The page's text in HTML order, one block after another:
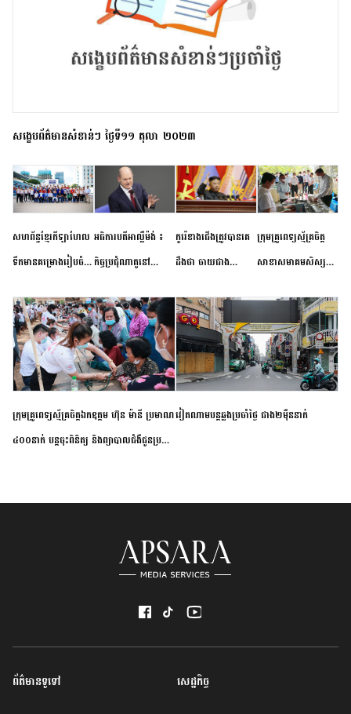
សង្ខេបព័ត៌មានសំខាន់ៗ ថ្ងៃទី១១ តុលា ២០២៣
សហព័ន្ធខ្មែរកីឡាហែល
ទឹកមានគម្រោងរៀបចំ
កម្រិតបឋម ដល់ឧត្តម
សិក្សានាពេលខាងមុខ
អធិការបតីអាល្លឺម៉ង់ ៖
កិច្ចប្រជុំណាតូនៅ
ខាងមុខនឹងបញ្ជូនសញ្ញា
នៃភាពស្អិតរមួត និង
ការប្តេជ្ញាចិត្ត
កូរ៉េខាងជើងត្រូវបានគេ
ដឹងថា ចាយជាង
អភិវឌ្ឍន៍នុយក្លេអ៊ែរ
ក្រុមគ្រូពេទ្យស្ម័គ្រចិត្ត
សាខាសមាគមសិស្ស
ខេត្តកំពង់ចាម ចុះពិនិត្យ
ពិគ្រោះជំងឺទូទៅ និងផ្តល់
ថ្នាំពេទ្យជូនប្រជាពលរដ្ឋ
រស់នៅសង្កាត់បឹងកុក
ក្រុមគ្រូពេទ្យស្ម័គ្រចិត្តឯកឧត្តម ហ៊ុន ម៉ានី ប្រមាណ
៤០០នាក់ បន្តចុះពិនិត្យ និងព្យាបាលជំងឺជូនប្រជា
វៀតណាម​បន្ត​ឆ្លង​ប្រចាំថ្ងៃ​ ​ជាង​២​ម៉ឺន​នាក់​
ព័ត៌មានទូទៅ សេដ្ឋកិច្ច